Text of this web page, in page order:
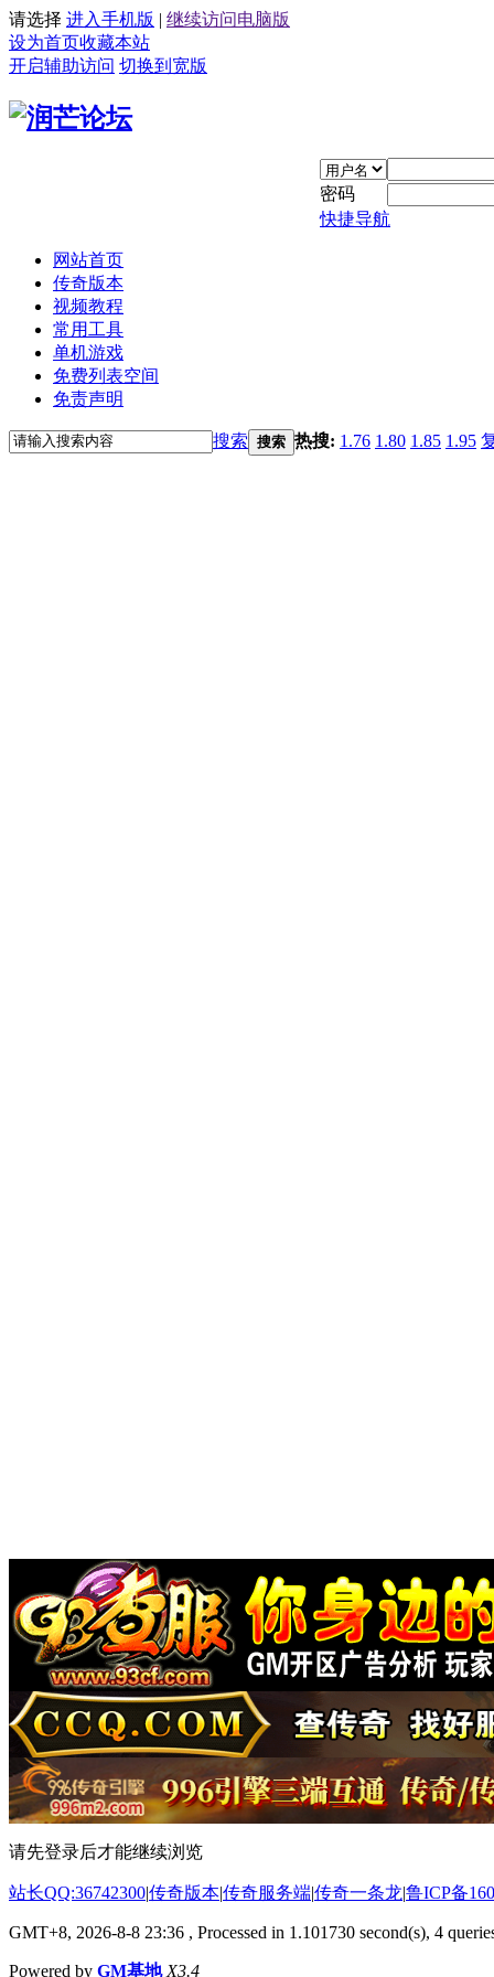
请选择 进入手机版 | 继续访问电脑版
设为首页收藏本站
开启辅助访问 切换到宽版
密码
快捷导航
网站首页
传奇版本
视频教程
常用工具
单机游戏
免费列表空间
免责声明
搜索 搜索 热搜: 1.76 1.80 1.85 1.95
请先登录后才能继续浏览
站长QQ:36742300|传奇版本|传奇服务端|传奇一条龙|鲁ICP备
GMT+8, 2026-8-8 23:36 , Processed in 1.101730 second(s), 4
Powered by GM基地 X3.4